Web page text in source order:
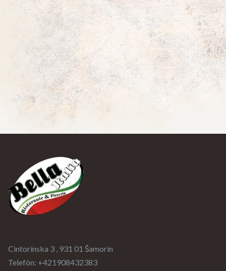
Cintorínska 3 , 931 01 Šamorín
Telefón: +421908432383